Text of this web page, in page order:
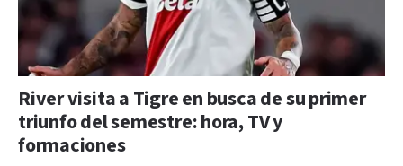
River visita a Tigre en busca de su primer
triunfo del semestre: hora, TV y
formaciones